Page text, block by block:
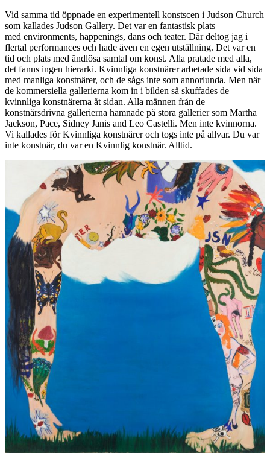
Vid samma tid öppnade en experimentell konstscen i Judson Church
som kallades Judson Gallery. Det var en fantastisk plats
med environments, happenings, dans och teater. Där deltog jag i
flertal performances och hade även en egen utställning. Det var en
tid och plats med ändlösa samtal om konst. Alla pratade med alla,
det fanns ingen hierarki. Kvinnliga konstnärer arbetade sida vid sida
med manliga konstnärer, och de sågs inte som annorlunda. Men när
de kommersiella gallerierna kom in i bilden så skuffades de
kvinnliga konstnärerna åt sidan. Alla männen från de
konstnärsdrivna gallerierna hamnade på stora gallerier som Martha
Jackson, Pace, Sidney Janis and Leo Castelli. Men inte kvinnorna.
Vi kallades för Kvinnliga konstnärer och togs inte på allvar. Du var
inte konstnär, du var en Kvinnlig konstnär. Alltid.